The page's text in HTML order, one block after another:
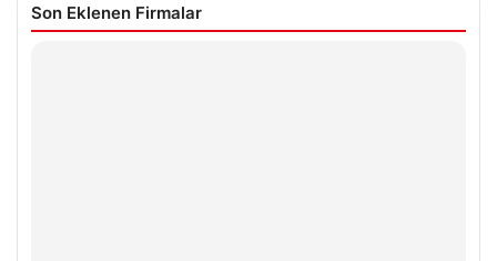
Son Eklenen Firmalar